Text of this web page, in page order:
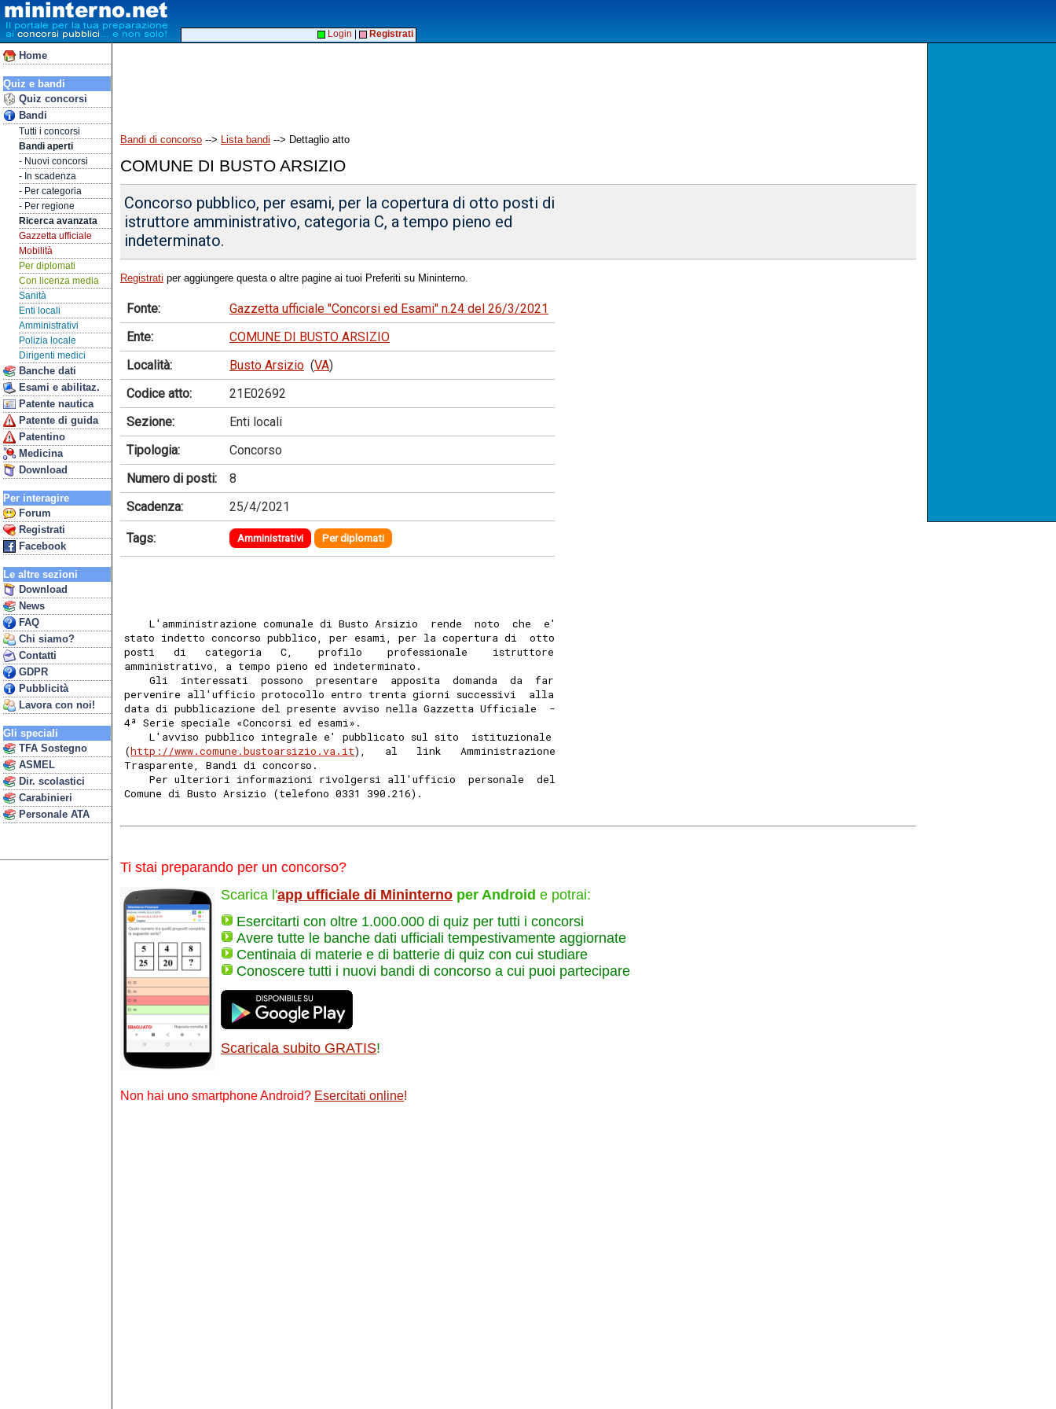
Home
Quiz e bandi
Quiz concorsi
Bandi
Tutti i concorsi
Bandi aperti
- Nuovi concorsi
- In scadenza
- Per categoria
- Per regione
Ricerca avanzata
Gazzetta ufficiale
Mobilità
Per diplomati
Con licenza media
Sanità
Enti locali
Amministrativi
Polizia locale
Dirigenti medici
Banche dati
Esami e abilitaz.
Patente nautica
Patente di guida
Patentino
Medicina
Download
Per interagire
Forum
Registrati
Facebook
Le altre sezioni
Download
News
FAQ
Chi siamo?
Contatti
GDPR
Pubblicità
Lavora con noi!
Gli speciali
TFA Sostegno
ASMEL
Dir. scolastici
Carabinieri
Personale ATA
Login Registrati
Bandi di concorso --> Lista bandi --> Dettaglio atto
COMUNE DI BUSTO ARSIZIO
Concorso pubblico, per esami, per la copertura di otto posti di
istruttore amministrativo, categoria C, a tempo pieno ed
indeterminato.
Registrati per aggiungere questa o altre pagine ai tuoi Preferiti su Mininterno.
Fonte:
Gazzetta ufficiale "Concorsi ed Esami" n.24 del 26/3/2021
Ente:
COMUNE DI BUSTO ARSIZIO
Località:
Busto Arsizio (VA)
Codice atto:
21E02692
Sezione:
Enti locali
Tipologia:
Concorso
Numero di posti:
8
Scadenza:
25/4/2021
Tags: Amministrativi Per diplomati
    L'amministrazione comunale di Busto Arsizio  rende  noto  che  e'
stato indetto concorso pubblico, per esami, per la copertura di  otto
posti   di   categoria   C,    profilo    professionale    istruttore
amministrativo, a tempo pieno ed indeterminato.
    Gli  interessati  possono  presentare  apposita  domanda  da  far
pervenire all'ufficio protocollo entro trenta giorni successivi  alla
data di pubblicazione del presente avviso nella Gazzetta Ufficiale  -
4ª Serie speciale «Concorsi ed esami».
    L'avviso pubblico integrale e' pubblicato sul sito  istituzionale
(http://www.comune.bustoarsizio.va.it),   al   link   Amministrazione
Trasparente, Bandi di concorso.
    Per ulteriori informazioni rivolgersi all'ufficio  personale  del
Comune di Busto Arsizio (telefono 0331 390.216).
Ti stai preparando per un concorso?
Scarica l'app ufficiale di Mininterno per Android e potrai:
Esercitarti con oltre 1.000.000 di quiz per tutti i concorsi
Avere tutte le banche dati ufficiali tempestivamente aggiornate
Centinaia di materie e di batterie di quiz con cui studiare
Conoscere tutti i nuovi bandi di concorso a cui puoi partecipare
Scaricala subito GRATIS!
Non hai uno smartphone Android? Esercitati online!